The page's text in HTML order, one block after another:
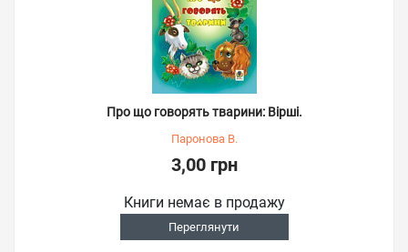
Про що говорять тварини: Вірші.
Паронова В.
3,00 грн
Книги немає в продажу
Переглянути